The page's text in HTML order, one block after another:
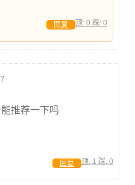
顶: 0 踩: 0
回复
推荐一下吗
顶: 1 踩: 0
回复